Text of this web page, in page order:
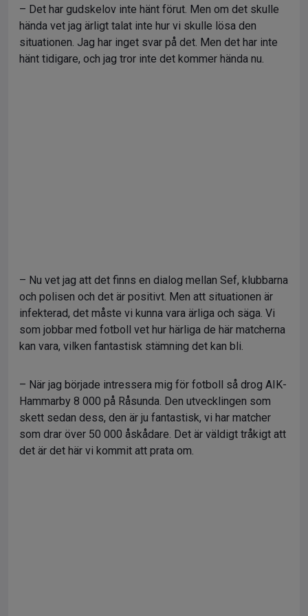
– Det har gudskelov inte hänt förut. Men om det skulle
hända vet jag ärligt talat inte hur vi skulle lösa den
situationen. Jag har inget svar på det. Men det har inte
hänt tidigare, och jag tror inte det kommer hända nu.
– Nu vet jag att det finns en dialog mellan Sef, klubbarna
och polisen och det är positivt. Men att situationen är
infekterad, det måste vi kunna vara ärliga och säga. Vi
som jobbar med fotboll vet hur härliga de här matcherna
kan vara, vilken fantastisk stämning det kan bli.
– När jag började intressera mig för fotboll så drog AIK-
Hammarby 8 000 på Råsunda. Den utvecklingen som
skett sedan dess, den är ju fantastisk, vi har matcher
som drar över 50 000 åskådare. Det är väldigt tråkigt att
det är det här vi kommit att prata om.